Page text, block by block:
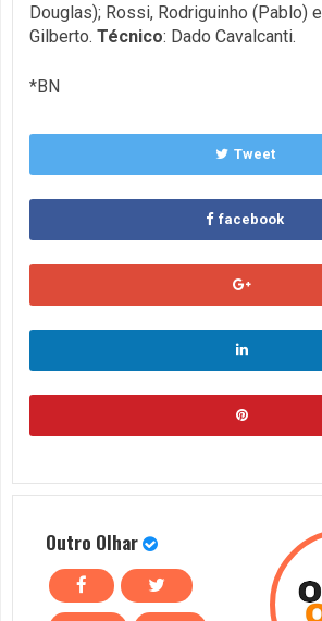
Douglas); Rossi, Rodriguinho (Pablo) e
Gilberto. Técnico: Dado Cavalcanti.
*BN
Tweet
facebook
Outro Olhar